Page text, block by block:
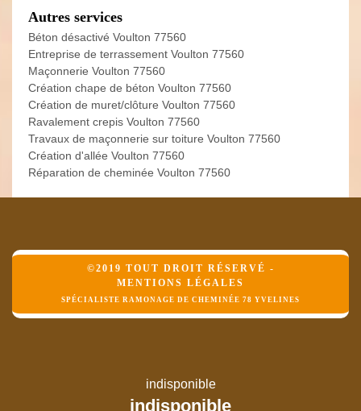
Autres services
Béton désactivé Voulton 77560
Entreprise de terrassement Voulton 77560
Maçonnerie Voulton 77560
Création chape de béton Voulton 77560
Création de muret/clôture Voulton 77560
Ravalement crepis Voulton 77560
Travaux de maçonnerie sur toiture Voulton 77560
Création d'allée Voulton 77560
Réparation de cheminée Voulton 77560
©2019 TOUT DROIT RÉSERVÉ -
MENTIONS LÉGALES
SPÉCIALISTE RAMONAGE DE CHEMINÉE 78 YVELINES
indisponible
indisponible